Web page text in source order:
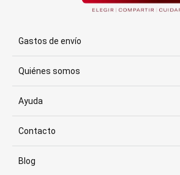
Gastos de envío
Quiénes somos
Ayuda
Contacto
Blog